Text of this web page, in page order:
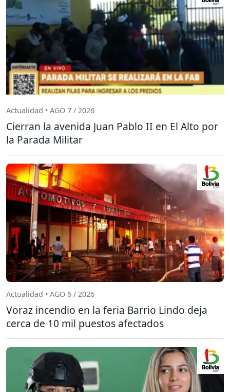
Actualidad • AGO 7 / 2026
Cierran la avenida Juan Pablo II en El Alto por
la Parada Militar
Actualidad • AGO 6 / 2026
Voraz incendio en la feria Barrio Lindo deja
cerca de 10 mil puestos afectados